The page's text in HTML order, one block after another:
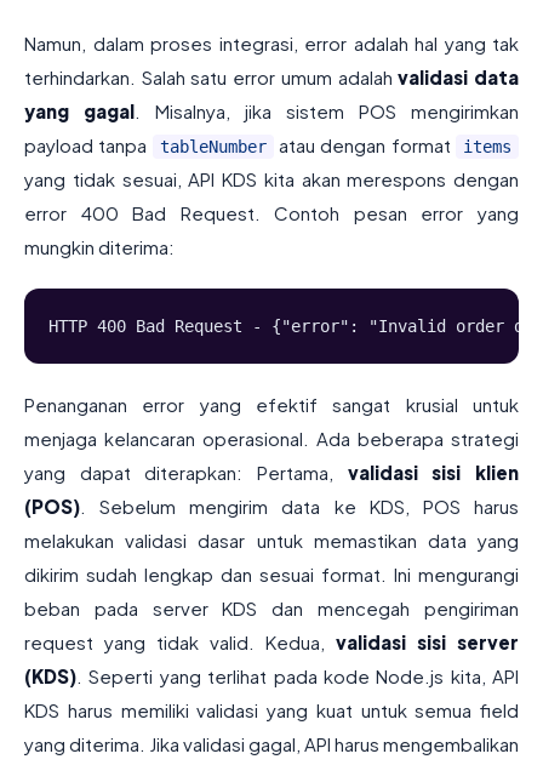
Namun, dalam proses integrasi, error adalah hal yang tak
terhindarkan. Salah satu error umum adalahvalidasi data
yang gagal . Misalnya, jika sistem POS mengirimkan
payload tanpa
tableNumber atau dengan format items
yang tidak sesuai, API KDS kita akan merespons dengan
error 400 Bad Request. Contoh pesan error yang
mungkin diterima:
HTTP 400 Bad Request - {"error": "Invalid order
Penanganan error yang efektif sangat krusial untuk
menjaga kelancaran operasional. Ada beberapa strategi
yang dapat diterapkan: Pertama, validasi sisi klien
(POS) . Sebelum mengirim data ke KDS, POS harus
melakukan validasi dasar untuk memastikan data yang
dikirim sudah lengkap dan sesuai format. Ini mengurangi
beban pada server KDS dan mencegah pengiriman
request yang tidak valid. Kedua, validasi sisi server
(KDS) . Seperti yang terlihat pada kode Node.js kita, API
KDS harus memiliki validasi yang kuat untuk semua field
yang diterima. Jika validasi gagal, API harus mengembalikan